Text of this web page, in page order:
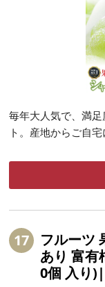
毎年大人気で、満
ト。産地からご自宅
17
フルーツ
あり 富有
0個 入り